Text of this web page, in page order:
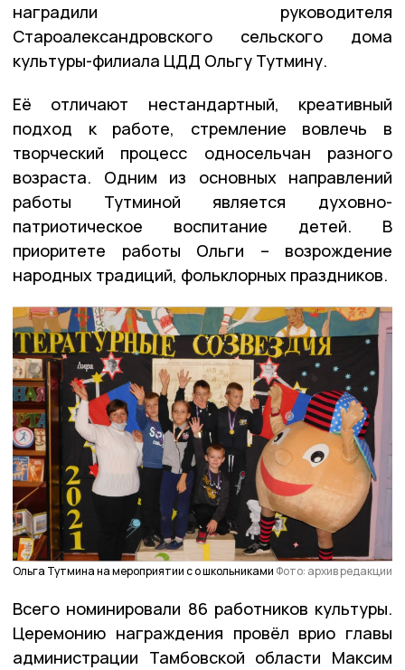
наградили руководителя
Староалександровского сельского дома
культуры-филиала ЦДД Ольгу Тутмину.
Её отличают нестандартный, креативный
подход к работе, стремление вовлечь в
творческий процесс односельчан разного
возраста. Одним из основных направлений
работы Тутминой является духовно-
патриотическое воспитание детей. В
приоритете работы Ольги – возрождение
народных традиций, фольклорных праздников.
Ольга Тутмина на мероприятии с о школьниками Фото: архив редакции
Всего номинировали 86 работников культуры.
Церемонию награждения провёл врио главы
администрации Тамбовской области Максим